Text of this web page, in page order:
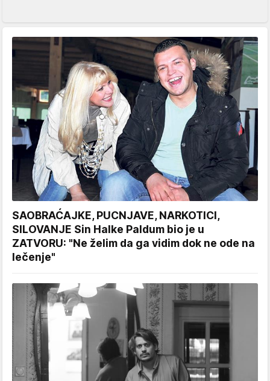
SAOBRAĆAJKE, PUCNJAVE, NARKOTICI,
SILOVANJE Sin Halke Paldum bio je u
ZATVORU: "Ne želim da ga vidim dok ne ode na
lečenje"